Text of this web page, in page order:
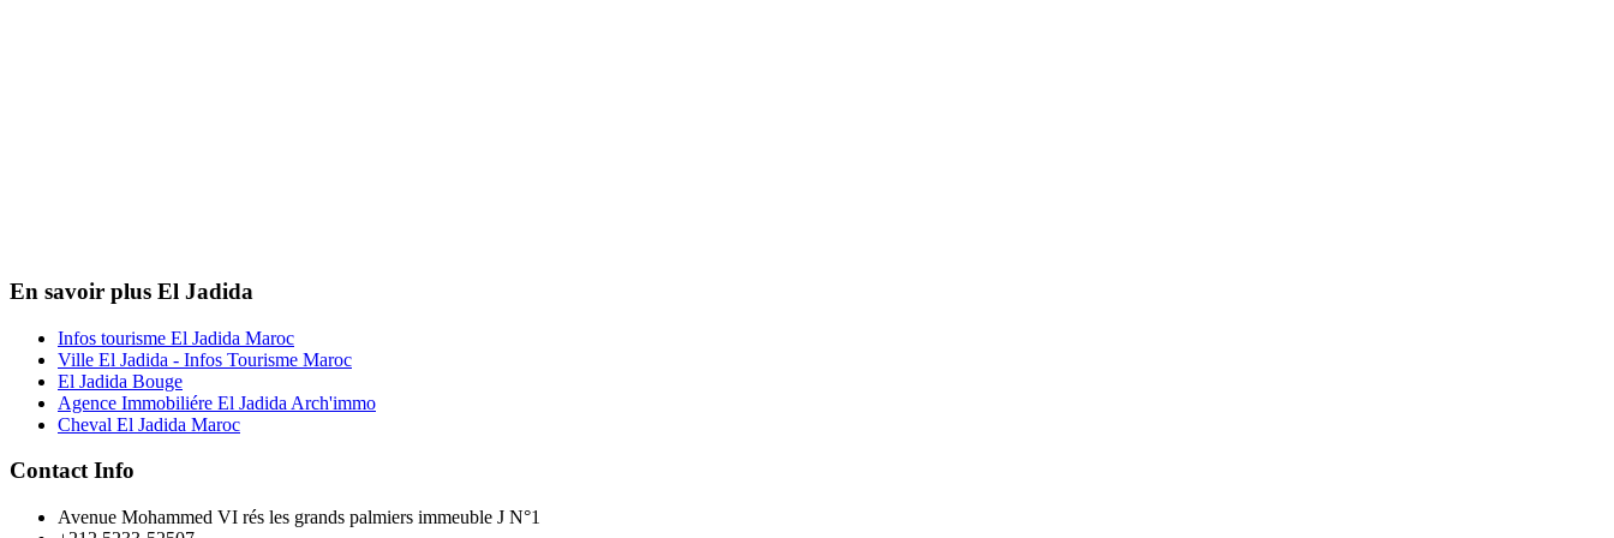
En savoir plus El Jadida
Infos tourisme El Jadida Maroc
Ville El Jadida - Infos Tourisme Maroc
El Jadida Bouge
Agence Immobiliére El Jadida Arch'immo
Cheval El Jadida Maroc
Contact Info
Avenue Mohammed VI rés les grands palmiers immeuble J N°1